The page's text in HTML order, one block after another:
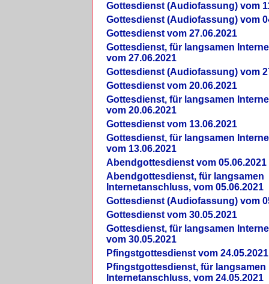
Gottesdienst (Audiofassung) vom
Gottesdienst (Audiofassung) vom
Gottesdienst vom 27.06.2021
Gottesdienst, für langsamen
vom 27.06.2021
Gottesdienst (Audiofassung) vom
Gottesdienst vom 20.06.2021
Gottesdienst, für langsamen
vom 20.06.2021
Gottesdienst vom 13.06.2021
Gottesdienst, für langsamen
vom 13.06.2021
Abendgottesdienst vom 05.06.2021
Abendgottesdienst, für langsamen
Internetanschluss, vom 05.06.2021
Gottesdienst (Audiofassung) vom
Gottesdienst vom 30.05.2021
Gottesdienst, für langsamen
vom 30.05.2021
Pfingstgottesdienst vom 24.05.2021
Pfingstgottesdienst, für langsamen
Internetanschluss, vom 24.05.2021